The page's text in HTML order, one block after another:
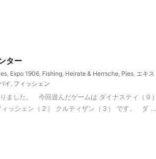
ター
, Expo 1906, Fishing, Heirate & Herrsche, Pies, エキス
イ , フィッシェン
ました。 今回遊んだゲームは ダイナスティ（９）
ッシェン（２） クルティザン（３） です。 ダ ...